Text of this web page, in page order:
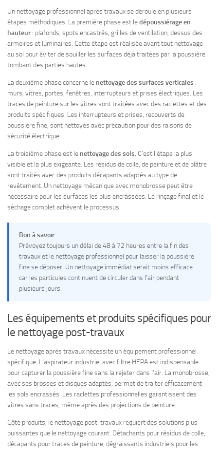
Un nettoyage professionnel après travaux se déroule en plusieurs
étapes méthodiques. La première phase est ledépoussiérage en
hauteur : plafonds, spots encastrés, grilles de ventilation, dessus des
armoires et luminaires. Cette étape est réalisée avant tout nettoyage
au sol pour éviter de souiller les surfaces déjà traitées par la poussière
tombant des parties hautes.
La deuxième phase concerne le nettoyage des surfaces verticales :
murs, vitres, portes, fenêtres, interrupteurs et prises électriques. Les
traces de peinture sur les vitres sont traitées avec des raclettes et des
produits spécifiques. Les interrupteurs et prises, recouverts de
poussière fine, sont nettoyés avec précaution pour des raisons de
sécurité électrique.
La troisième phase est le nettoyage des sols. C’est l’étape la plus
visible et la plus exigeante. Les résidus de colle, de peinture et de plâtre
sont traités avec des produits décapants adaptés au type de
revêtement. Un nettoyage mécanique avec monobrosse peut être
nécessaire pour les surfaces les plus encrassées. Le rinçage final et le
séchage complet achèvent le processus.
Bon à savoir
Prévoyez toujours un délai de 48 à 72 heures entre la fin des
travaux et le nettoyage professionnel pour laisser la poussière
fine se déposer. Un nettoyage immédiat serait moins efficace
car les particules continuent de circuler dans l’air pendant
plusieurs jours.
Les équipements et produits spécifiques pour
le nettoyage post-travaux
Le nettoyage après travaux nécessite un équipement professionnel
spécifique. L’aspirateur industriel avec filtre HEPA est indispensable
pour capturer la poussière fine sans la rejeter dans l’air. La monobrosse,
avec ses brosses et disques adaptés, permet de traiter efficacement
les sols encrassés. Les raclettes professionnelles garantissent des
vitres sans traces, même après des projections de peinture.
Côté produits, le nettoyage post-travaux requiert des solutions plus
puissantes que le nettoyage courant. Détachants pour résidus de colle,
décapants pour traces de peinture, dégraissants industriels pour les